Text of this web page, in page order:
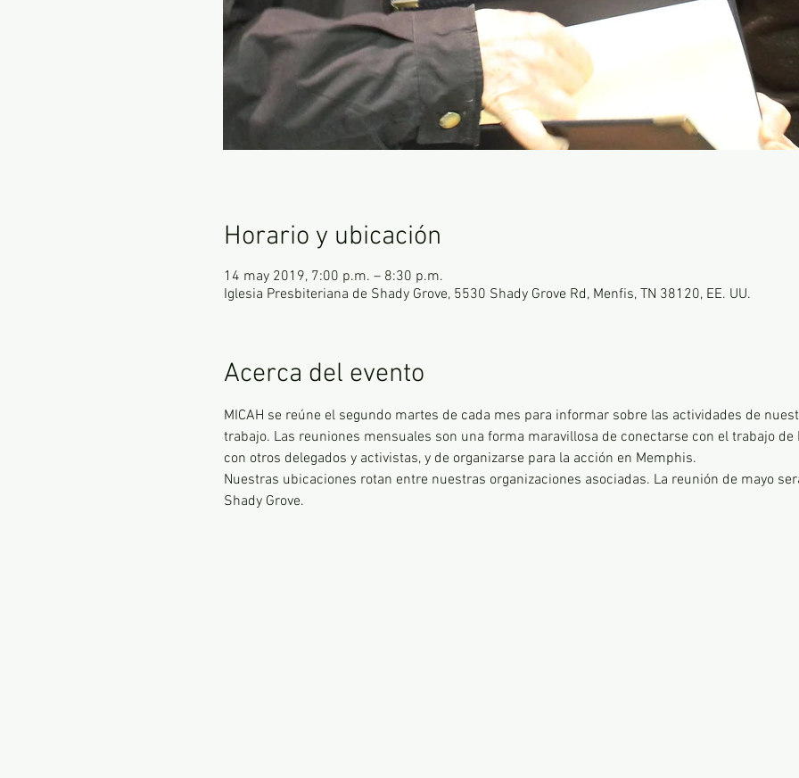
Horario y ubicación
14 may 2019, 7:00 p.m. – 8:30 p.m.
Iglesia Presbiteriana de Shady Grove, 5530 Shady Grove Rd, Menfis, TN 38120, EE. UU.
Acerca del evento
MICAH se reúne el segundo martes de cada mes para informar sobre las actividades de
trabajo. Las reuniones mensuales son una forma maravillosa de conectarse con el trabajo de
con otros delegados y activistas, y de organizarse para la acción en Memphis.
Nuestras ubicaciones rotan entre nuestras organizaciones asociadas. La reunión de mayo
Shady Grove.